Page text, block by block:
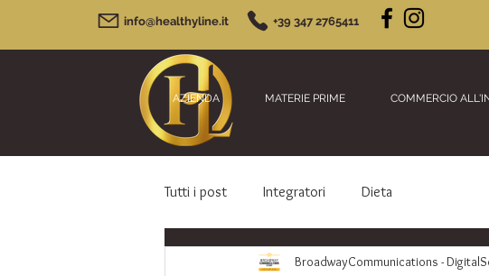
AZIENDA MATERIE PRIME COMMERCIO
+39 347 2765411
info@healthyline.it
Tutti i post Integratori Dieta
BroadwayCommunications -